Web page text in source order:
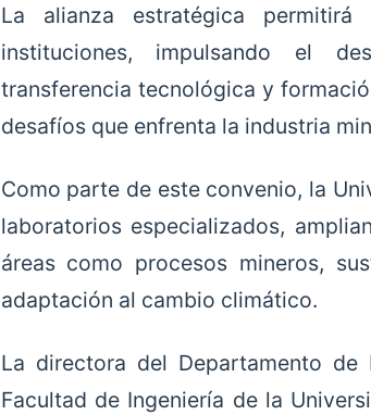
La alianza estratégica
instituciones, impulsando el
transferencia tecnológica y
desafíos que enfrenta la industria
Como parte de este convenio, la
laboratorios especializados,
áreas como procesos mineros,
adaptación al cambio climático.
La directora del Departamento
Facultad de Ingeniería de la